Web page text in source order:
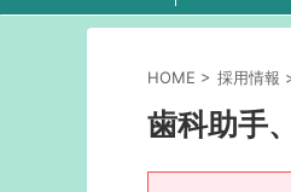
HOME > 採用情報
歯科助手